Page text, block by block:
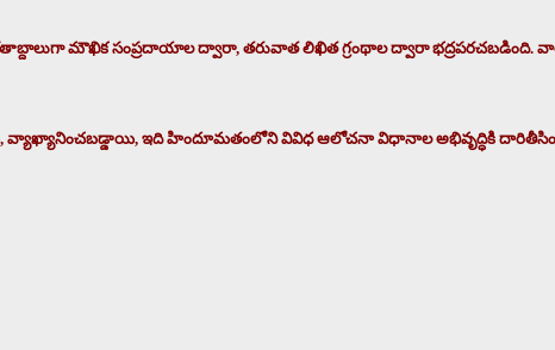
మౌఖిక సంప్రదాయాల ద్వారా, తరువాత లిఖిత గ్రంథాల ద్వారా భద్రపరచబడింది.
ఇది హిందూమతంలోని వివిధ ఆలోచనా విధానాల అభివృద్ధికి దారితీసింది.